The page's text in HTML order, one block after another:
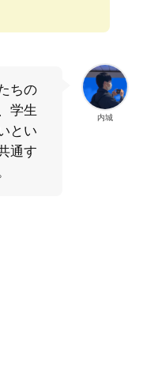
内城
ちの
学生
とい
通す